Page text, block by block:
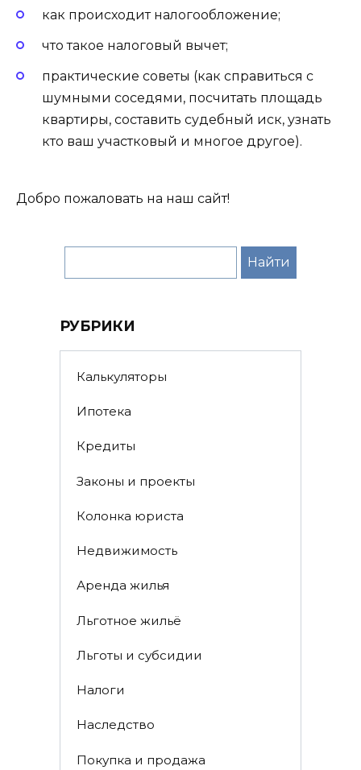
как происходит налогообложение;
что такое налоговый вычет;
практические советы (как справиться с
шумными соседями, посчитать площадь
квартиры, составить судебный иск, узнать
кто ваш участковый и многое другое).
Добро пожаловать на наш сайт!
РУБРИКИ
Калькуляторы
Ипотека
Кредиты
Законы и проекты
Колонка юриста
Недвижимость
Аренда жилья
Льготное жильё
Льготы и субсидии
Налоги
Наследство
Покупка и продажа